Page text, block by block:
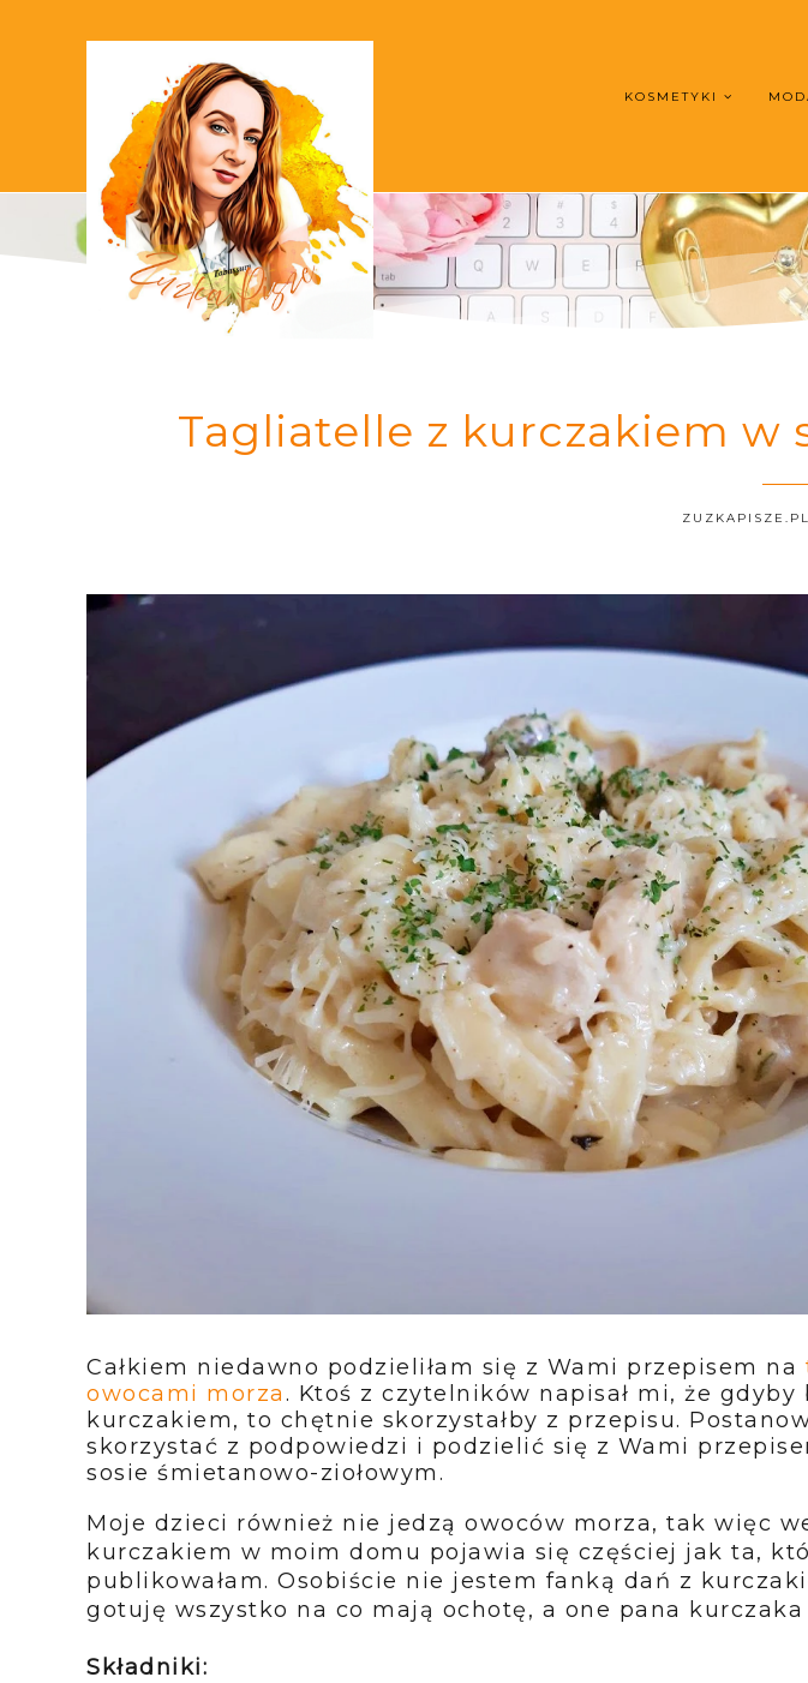
KOSMETYKI
Tagliatelle z kurczakiem w
ZUZKAPISZE.PL
Całkiem niedawno podzieliłam się z Wami przepisem na
owocami morza. Ktoś z czytelników napisał mi, że gdyby
kurczakiem, to chętnie skorzystałby z przepisu.
skorzystać z podpowiedzi i podzielić się z Wami
sosie śmietanowo-ziołowym.
Moje dzieci również nie jedzą owoców morza, tak więc
kurczakiem w moim domu pojawia się częściej jak ta,
publikowałam. Osobiście nie jestem fanką dań z
gotuję wszystko na co mają ochotę, a one pana
Składniki: